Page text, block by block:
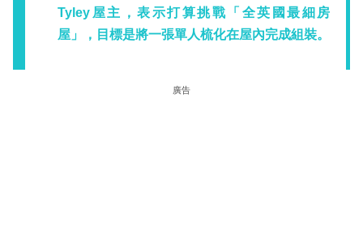
Tyley屋主，表示打算挑戰「全英國最細房
屋」，目標是將一張單人梳化在屋內完成組裝。
廣告